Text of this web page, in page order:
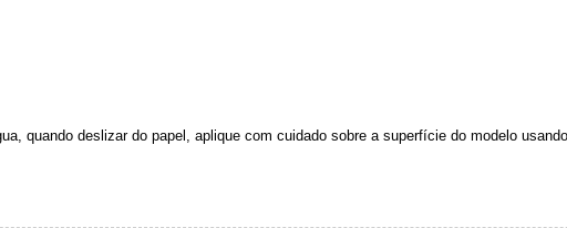
quando deslizar do papel, aplique com cuidado sobre a superfície do modelo